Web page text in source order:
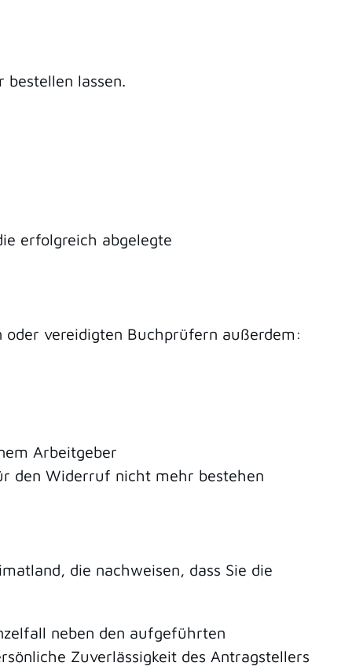
lassen.
erfolgreich abgelegte
vereidigten Buchprüfern außerdem:
Arbeitgeber
den Widerruf nicht mehr bestehen
die nachweisen, dass Sie die
neben den aufgeführten
Zuverlässigkeit des Antragstellers